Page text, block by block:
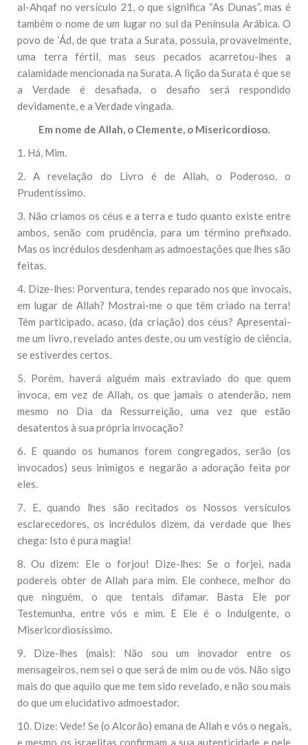
al-Ahqaf no versículo 21, o que significa “As Dunas”, mas é
também o nome de um lugar no sul da Península Arábica. O
povo de ‘Ád, de que trata a Surata, possuia, provavelmente,
uma terra fértil, mas seus pecados acarretou-lhes a
calamidade mencionada na Surata. A lição da Surata é que se
a Verdade é desafiada, o desafio será respondido
devidamente, e a Verdade vingada.
Em nome de Allah, o Clemente, o Misericordioso.
1. Há, Mim.
2. A revelação do Livro é de Allah, o Poderoso, o
Prudentíssimo.
3. Não criamos os céus e a terra e tudo quanto existe entre
ambos, senão com prudência, para um término prefixado.
Mas os incrédulos desdenham as admoestações que lhes são
feitas.
4. Dize-lhes: Porventura, tendes reparado nos que invocais,
em lugar de Allah? Mostrai-me o que têm criado na terra!
Têm participado, acaso, (da criação) dos céus? Apresentai-
me um livro, revelado antes deste, ou um vestígio de ciência,
se estiverdes certos.
5. Porém, haverá alguém mais extraviado do que quem
invoca, em vez de Allah, os que jamais o atenderão, nem
mesmo no Dia da Ressurreição, uma vez que estão
desatentos à sua própria invocação?
6. E quando os humanos forem congregados, serão (os
invocados) seus inimigos e negarão a adoração feita por
eles.
7. E, quando lhes são recitados os Nossos versículos
esclarecedores, os incrédulos dizem, da verdade que lhes
chega: Isto é pura magia!
8. Ou dizem: Ele o forjou! Dize-lhes: Se o forjei, nada
podereis obter de Allah para mim. Ele conhece, melhor do
que ninguém, o que tentais difamar. Basta Ele por
Testemunha, entre vós e mim. E Ele é o Indulgente, o
Misericordiosíssimo.
9. Dize-lhes (mais): Não sou um inovador entre os
mensageiros, nem sei o que será de mim ou de vós. Não sigo
mais do que aquilo que me tem sido revelado, e não sou mais
do que um elucidativo admoestador.
10. Dize: Vede! Se (o Alcorão) emana de Allah e vós o negais,
e mesmo os israelitas confirmam a sua autenticidade e nele